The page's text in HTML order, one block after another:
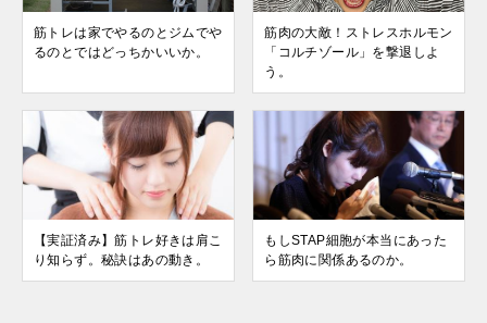
筋トレは家でやるのとジムでや
るのとではどっちかいいか。
筋肉の大敵！ストレスホルモン
「コルチゾール」を撃退しよ
う。
【実証済み】筋トレ好きは肩こ
り知らず。秘訣はあの動き。
もしSTAP細胞が本当にあった
ら筋肉に関係あるのか。